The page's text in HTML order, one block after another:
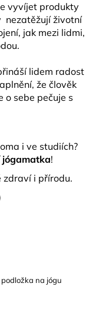
vyvíjet produkty
nezatěžují životní
jak mezi lidmi,
lidem radost
že člověk
o sebe pečuje s
i ve studiích?
jógamatka!
zdraví i přírodu.
na jógu